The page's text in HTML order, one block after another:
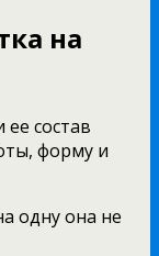
на
ее состав
форму и
одну она не